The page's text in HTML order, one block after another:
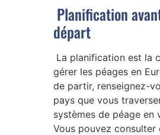
Planification
départ
La planification est la
gérer les péages en
de partir, renseignez-
pays que vous
systèmes de péage en
Vous pouvez consulter